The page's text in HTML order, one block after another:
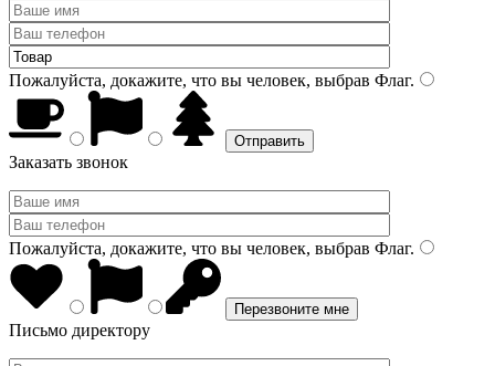
Пожалуйста, докажите, что вы человек, выбрав Флаг.
Заказать звонок
Пожалуйста, докажите, что вы человек, выбрав Флаг.
Письмо директору